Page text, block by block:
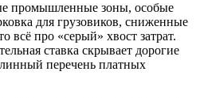
промышленные зоны, особые
для грузовиков, сниженные
всё про «серый» хвост затрат.
ставка скрывает дорогие
перечень платных